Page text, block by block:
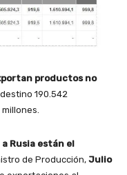
productos no
190.542
Rusia están el
de Producción, Julio